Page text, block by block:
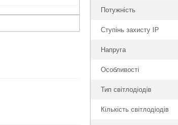
Потужність
Ступінь захисту IP
Напруга
Особливості
Тип світлодіодів
Кількість світлодіодів